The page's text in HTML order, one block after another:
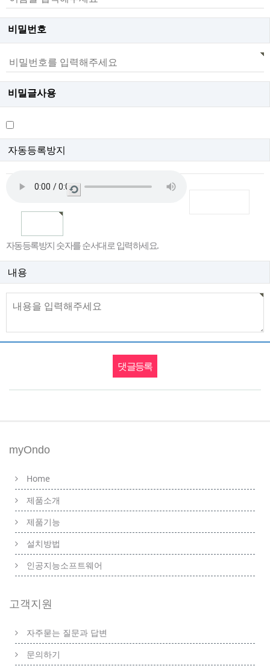
비밀번호
비밀글사용
자동등록방지
새
자동등록방지 숫자를 순서대로 입력하세요.
내용
myOndo
Home
제품소개
제품기능
설치방법
인공지능소프트웨어
고객지원
자주묻는 질문과 답변
문의하기